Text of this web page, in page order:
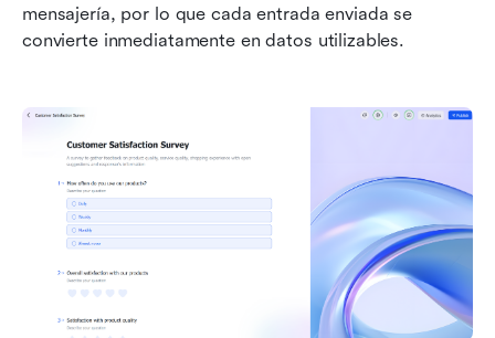
mensajería, por lo que cada entrada enviada se
convierte inmediatamente en datos utilizables.